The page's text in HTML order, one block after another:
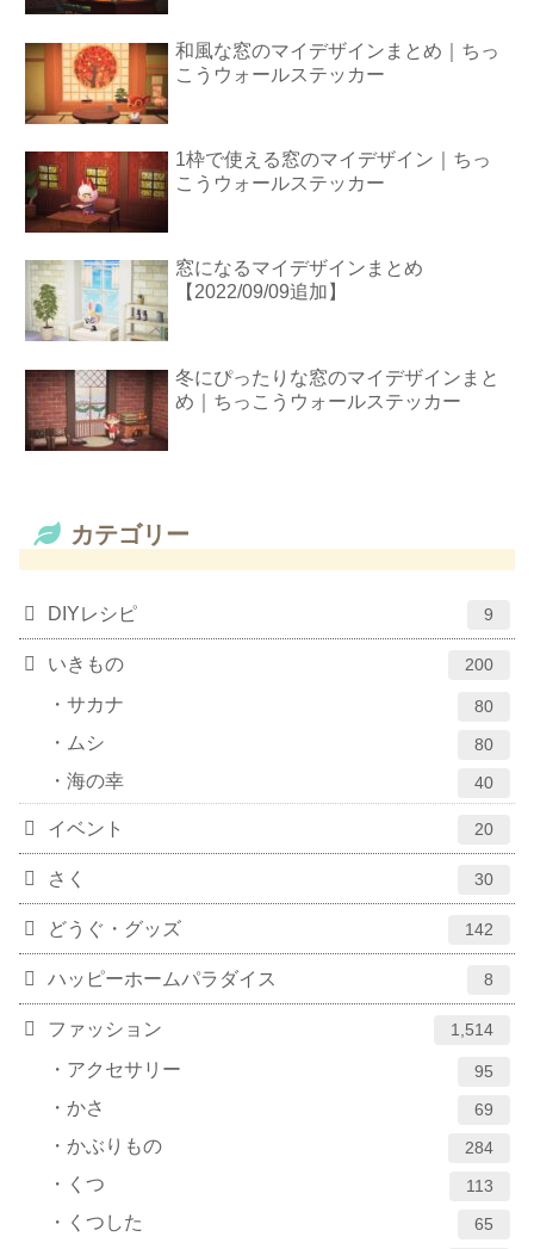
和風な窓のマイデザインまとめ｜ちっ
こうウォールステッカー
1枠で使える窓のマイデザイン｜ちっ
こうウォールステッカー
窓になるマイデザインまとめ
【2022/09/09追加】
冬にぴったりな窓のマイデザインまと
め｜ちっこうウォールステッカー
カテゴリー
DIYレシピ 9
いきもの 200
サカナ 80
ムシ 80
海の幸 40
イベント 20
さく 30
どうぐ・グッズ 142
ハッピーホームパラダイス 8
ファッション 1,514
アクセサリー 95
かさ 69
かぶりもの 284
くつ 113
くつした 65